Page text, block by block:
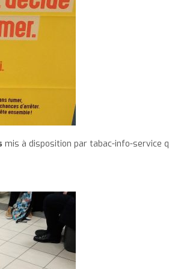
mis à disposition par tabac-info-service